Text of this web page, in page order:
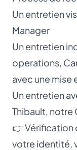
Un entretien
Manager
Un entretien
operations,
avec une mise
Un entretien
Thibault, notre
👉 Vérification
votre identité,